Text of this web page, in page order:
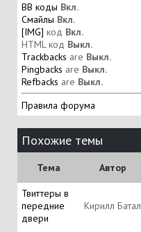
BB коды Вкл.
Смайлы Вкл.
[IMG] код Вкл.
HTML код Выкл.
Trackbacks are Выкл.
Pingbacks are Выкл.
Refbacks are Выкл.
Правила форума
Похожие темы
Тема Автор
Твиттеры в
передние
двери
Кирилл Батал